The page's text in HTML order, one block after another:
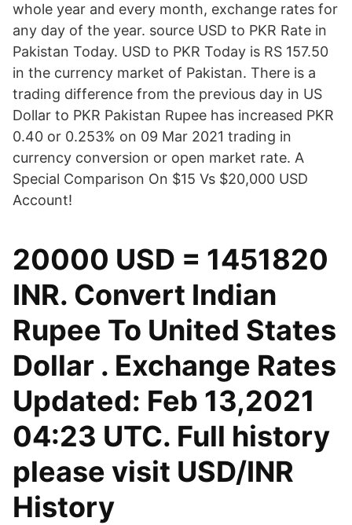
whole year and every month, exchange rates for
any day of the year. source USD to PKR Rate in
Pakistan Today. USD to PKR Today is RS 157.50
in the currency market of Pakistan. There is a
trading difference from the previous day in US
Dollar to PKR Pakistan Rupee has increased PKR
0.40 or 0.253% on 09 Mar 2021 trading in
currency conversion or open market rate. A
Special Comparison On $15 Vs $20,000 USD
Account!
20000 USD = 1451820
INR. Convert Indian
Rupee To United States
Dollar . Exchange Rates
Updated: Feb 13,2021
04:23 UTC. Full history
please visit USD/INR
History